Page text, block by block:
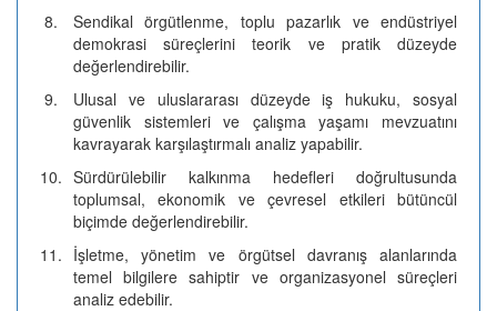
8.
Sendikal örgütlenme, toplu pazarlık ve endüstriyel
demokrasi süreçlerini teorik ve pratik düzeyde
değerlendirebilir.
9.
Ulusal ve uluslararası düzeyde iş hukuku, sosyal
güvenlik sistemleri ve çalışma yaşamı mevzuatını
kavrayarak karşılaştırmalı analiz yapabilir.
10. Sürdürülebilir kalkınma hedefleri doğrultusunda
toplumsal, ekonomik ve çevresel etkileri bütüncül
biçimde değerlendirebilir.
11. İşletme, yönetim ve örgütsel davranış alanlarında
temel bilgilere sahiptir ve organizasyonel süreçleri
analiz edebilir.